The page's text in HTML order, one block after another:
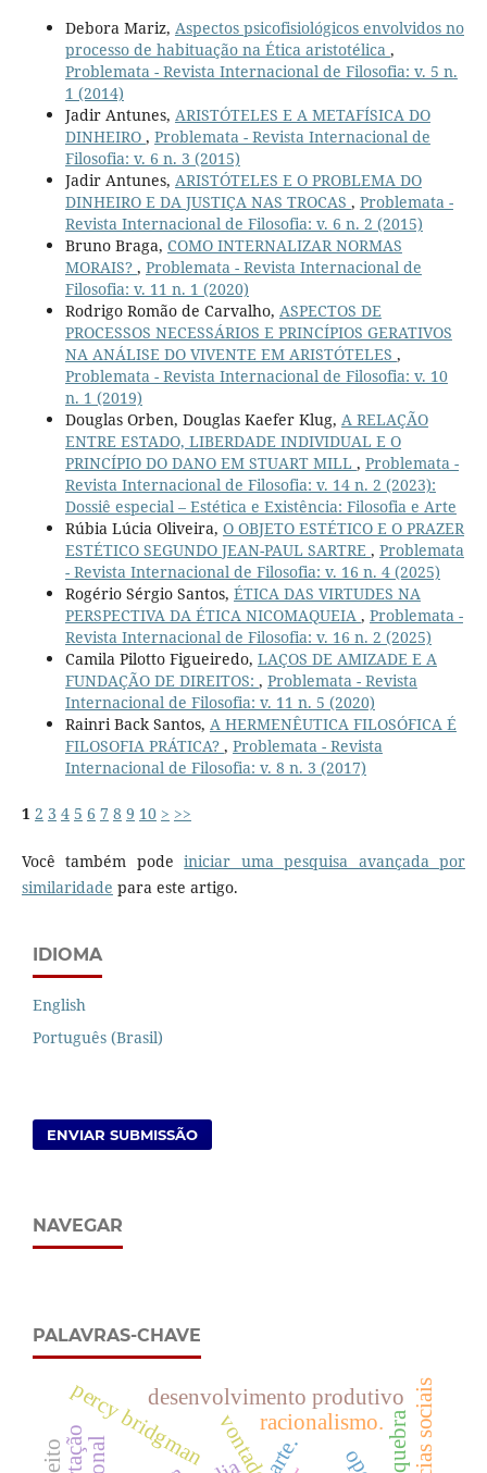
Debora Mariz, Aspectos psicofisiológicos envolvidos no
processo de habituação na Ética aristotélica ,
Problemata - Revista Internacional de Filosofia: v. 5 n.
1 (2014)
Jadir Antunes, ARISTÓTELES E A METAFÍSICA DO
DINHEIRO , Problemata - Revista Internacional de
Filosofia: v. 6 n. 3 (2015)
Jadir Antunes, ARISTÓTELES E O PROBLEMA DO
DINHEIRO E DA JUSTIÇA NAS TROCAS , Problemata -
Revista Internacional de Filosofia: v. 6 n. 2 (2015)
Bruno Braga, COMO INTERNALIZAR NORMAS
MORAIS? , Problemata - Revista Internacional de
Filosofia: v. 11 n. 1 (2020)
Rodrigo Romão de Carvalho, ASPECTOS DE
PROCESSOS NECESSÁRIOS E PRINCÍPIOS GERATIVOS
NA ANÁLISE DO VIVENTE EM ARISTÓTELES ,
Problemata - Revista Internacional de Filosofia: v. 10
n. 1 (2019)
Douglas Orben, Douglas Kaefer Klug, A RELAÇÃO
ENTRE ESTADO, LIBERDADE INDIVIDUAL E O
PRINCÍPIO DO DANO EM STUART MILL , Problemata -
Revista Internacional de Filosofia: v. 14 n. 2 (2023):
Dossiê especial – Estética e Existência: Filosofia e Arte
Rúbia Lúcia Oliveira, O OBJETO ESTÉTICO E O PRAZER
ESTÉTICO SEGUNDO JEAN-PAUL SARTRE , Problemata
- Revista Internacional de Filosofia: v. 16 n. 4 (2025)
Rogério Sérgio Santos, ÉTICA DAS VIRTUDES NA
PERSPECTIVA DA ÉTICA NICOMAQUEIA , Problemata -
Revista Internacional de Filosofia: v. 16 n. 2 (2025)
Camila Pilotto Figueiredo, LAÇOS DE AMIZADE E A
FUNDAÇÃO DE DIREITOS: , Problemata - Revista
Internacional de Filosofia: v. 11 n. 5 (2020)
Rainri Back Santos, A HERMENÊUTICA FILOSÓFICA É
FILOSOFIA PRÁTICA? , Problemata - Revista
Internacional de Filosofia: v. 8 n. 3 (2017)
1 2 3 4 5 6 7 8 9 10 > >>
Você também podeiniciar uma pesquisa avançada por
similaridade para este artigo.
IDIOMA
English
Português (Brasil)
ENVIAR SUBMISSÃO
NAVEGAR
PALAVRAS-CHAVE
desenvolvimento produtivo
percy bridgman arte.
racionalismo. quebra